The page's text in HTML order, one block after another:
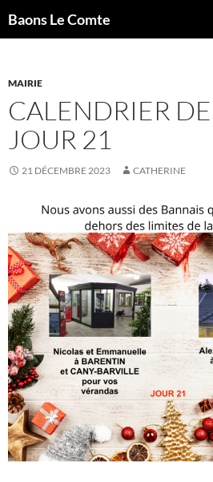
auBaons Le Comte
MAIRIE
CALENDRIER DE
JOUR 21
21 DÉCEMBRE 2023 CATHERINE